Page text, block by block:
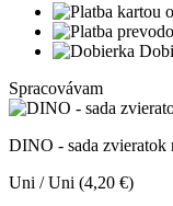
Spracovávam
DINO - sada zvieratok
Uni / Uni (4,20 €)